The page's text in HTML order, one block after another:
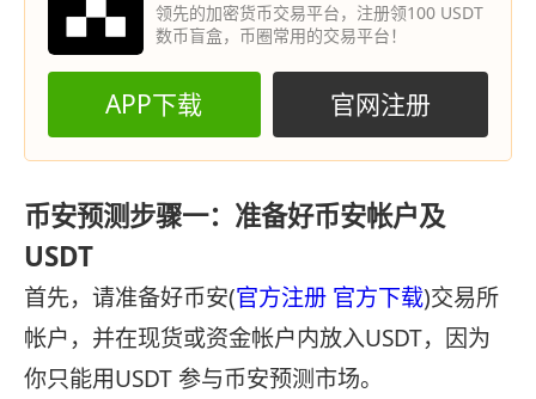
领先的加密货币交易平台，注册领100 USDT
数币盲盒，币圈常用的交易平台！
APP下载 官网注册
币安预测步骤一：准备好币安帐户及
USDT
首先，请准备好币安(官方注册 官方下载)交易所
帐户，并在现货或资金帐户内放入USDT，因为
你只能用USDT 参与币安预测市场。